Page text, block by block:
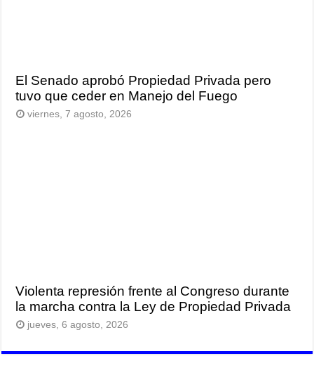
El Senado aprobó Propiedad Privada pero
tuvo que ceder en Manejo del Fuego
viernes, 7 agosto, 2026
Violenta represión frente al Congreso durante
la marcha contra la Ley de Propiedad Privada
jueves, 6 agosto, 2026